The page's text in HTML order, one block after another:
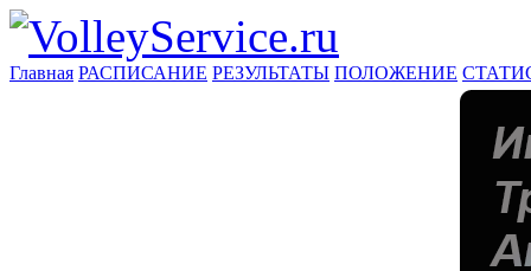
Главная РАСПИСАНИЕ РЕЗУЛЬТАТЫ ПОЛОЖЕНИЕ